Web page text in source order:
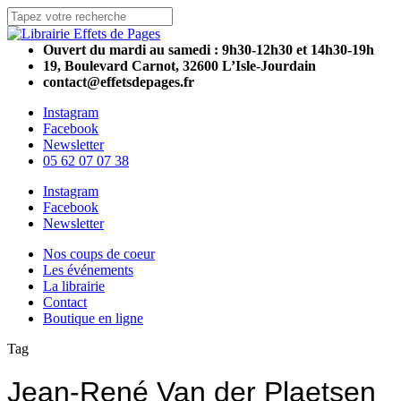
Skip
to
main
content
Close
SearchOuvert du mardi au samedi : 9h30-12h30 et 14h30-19h
19, Boulevard Carnot, 32600 L’Isle-Jourdain
contact@effetsdepages.fr
Instagram
Facebook
Newsletter
05 62 07 07 38
Menu
Instagram
Facebook
Newsletter
Menu
Nos coups de coeur
Les événements
La librairie
Contact
Boutique en ligne
Tag
Jean-René Van der Plaetsen